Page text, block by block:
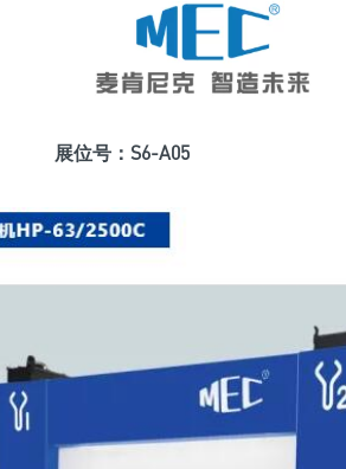
展位号：S6-A05